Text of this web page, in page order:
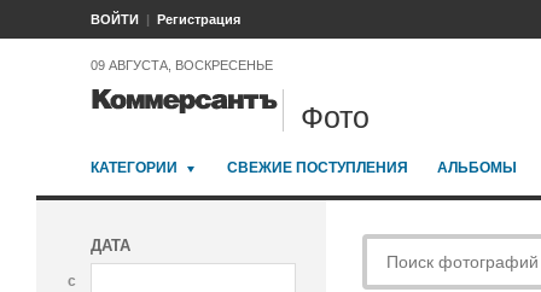
ВОЙТИ Регистрация
09 АВГУСТА, ВОСКРЕСЕНЬЕ
Фото
КАТЕГОРИИ СВЕЖИЕ ПОСТУПЛЕНИЯ АЛЬБОМЫ
ДАТА
с